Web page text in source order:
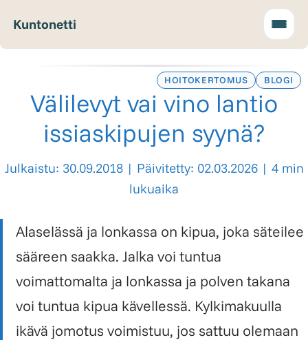
Kuntonetti
HOITOKERTOMUS BLOGI
Välilevyt vai vino lantio
issiaskipujen syynä?
Julkaistu: 30.09.2018| Päivitetty: 02.03.2026| 4 min
lukuaika
Alaselässä ja lonkassa on kipua, joka säteilee
sääreen saakka. Jalka voi tuntua
voimattomalta ja lonkassa ja polven takana
voi tuntua kipua kävellessä. Kylkimakuulla
ikävä jomotus voimistuu, jos sattuu olemaan